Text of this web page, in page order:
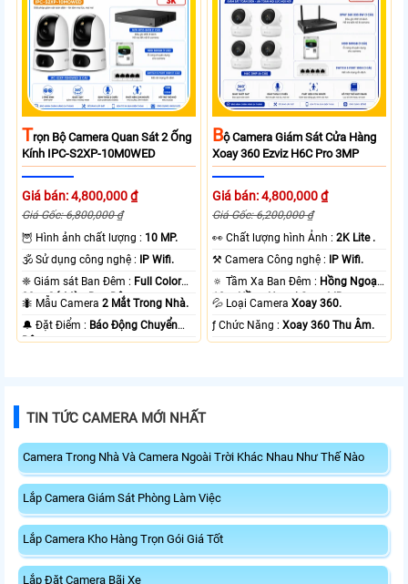
TRọn Bộ Camera Quan Sát 2 Ống
Kính IPC-S2XP-10M0WED
Giá bán: 4,800,000 ₫
Giá Gốc: 6,800,000 ₫
🦉 Hình ảnh chất lượng : 10 MP.
🕉️ Sử dụng công nghệ :
IP Wifi.
❈ Giám sát Ban Đêm : Full Color
20m Có Màu Ban Ðêm.
🐜 Mẫu Camera2 Mắt Trong Nhà.
️🔔 Đặt Điểm : Báo Động Chuyển
Động.
BỘ Camera Giám Sát Cửa Hàng
Xoay 360 Ezviz H6C Pro 3MP
Giá bán: 4,800,000 ₫
Giá Gốc: 6,200,000 ₫
️👀 Chất lượng hình Ảnh :2K Lite .
⚒ Camera Công nghệ :
IP Wifi.
🔅 Tầm Xa Ban Đêm : Hồng Ngoại
10m Hồng Ngoại Smart IR.
💦 Loại CameraXoay 360.
️ƒ Chức Năng :Xoay 360 Thu Âm.
TIN TỨC CAMERA MỚI NHẤT
Camera Trong Nhà Và Camera Ngoài Trời Khác Nhau Như Thế Nào
Lắp Camera Giám Sát Phòng Làm Việc
Lắp Camera Kho Hàng Trọn Gói Giá Tốt
Lắp Đặt Camera Bãi Xe